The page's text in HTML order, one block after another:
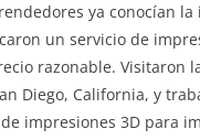
ya conocían la
un servicio de
razonable. Visitaron
Diego, California, y
impresiones 3D para